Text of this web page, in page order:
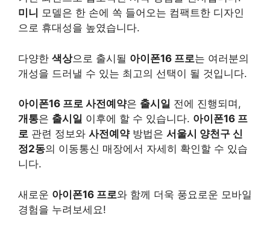
미니 모델은 한 손에 쏙 들어오는 컴팩트한 디자인
으로 휴대성을 높였습니다.
다양한 색상으로 출시될 아이폰16 프로는 여러분의
개성을 드러낼 수 있는 최고의 선택이 될 것입니다.
아이폰16 프로 사전예약은 출시일 전에 진행되며,
개통은 출시일 이후에 할 수 있습니다. 아이폰16 프
로 관련 정보와 사전예약방법은 서울시 양천구 신
정2동의 이동통신 매장에서 자세히 확인할 수 있습
니다.
새로운 아이폰16 프로와 함께 더욱 풍요로운 모바일
경험을 누려보세요!